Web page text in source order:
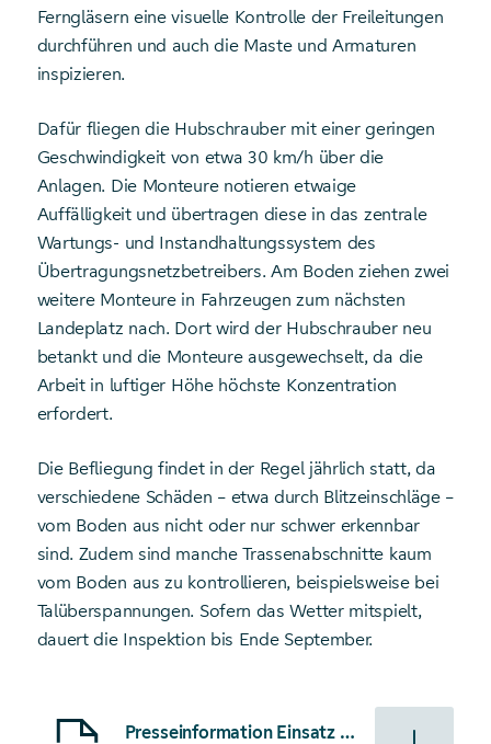
Ferngläsern eine visuelle Kontrolle der Freileitungen
durchführen und auch die Maste und Armaturen
inspizieren.
Dafür fliegen die Hubschrauber mit einer geringen
Geschwindigkeit von etwa 30 km/h über die
Anlagen. Die Monteure notieren etwaige
Auffälligkeit und übertragen diese in das zentrale
Wartungs- und Instandhaltungssystem des
Übertragungsnetzbetreibers. Am Boden ziehen zwei
weitere Monteure in Fahrzeugen zum nächsten
Landeplatz nach. Dort wird der Hubschrauber neu
betankt und die Monteure ausgewechselt, da die
Arbeit in luftiger Höhe höchste Konzentration
erfordert.
Die Befliegung findet in der Regel jährlich statt, da
verschiedene Schäden – etwa durch Blitzeinschläge –
vom Boden aus nicht oder nur schwer erkennbar
sind. Zudem sind manche Trassenabschnitte kaum
vom Boden aus zu kontrollieren, beispielsweise bei
Talüberspannungen. Sofern das Wetter mitspielt,
dauert die Inspektion bis Ende September.
Starte Download von: Presseinformation Einsatz in
Presseinformation Einsatz in luftiger Höhe: Leitungsinspektion per Hubschrauber